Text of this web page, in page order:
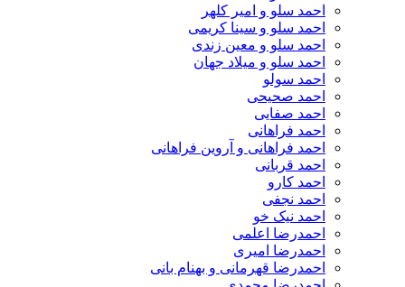
احمد سلو و امیر کلهر
احمد سلو و سینا کریمی
احمد سلو و معین زندی
احمد سلو و میلاد جهان
احمد سولو
احمد صحیحی
احمد صفایی
احمد فراهانی
احمد فراهانی و آروین فراهانی
احمد قربانی
احمد کارو
احمد نجفی
احمد نیک خو
احمدرضا اعلمی
احمدرضا امیری
احمدرضا قهرمانی و بهنام بانی